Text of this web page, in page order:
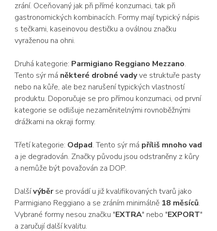
zrání. Oceňovaný jak při přímé konzumaci, tak při
gastronomických kombinacích. Formy mají typický nápis
s tečkami, kaseinovou destičku a oválnou značku
vyraženou na ohni.
Druhá kategorie: Parmigiano Reggiano Mezzano.
Tento sýr má některé drobné vadyve struktuře pasty
nebo na kůře, ale bez narušení typických vlastností
produktu. Doporučuje se pro přímou konzumaci, od první
kategorie se odlišuje nezaměnitelnými rovnoběžnými
drážkami na okraji formy.
Třetí kategorie: Odpad. Tento sýr má příliš mnoho vad
a je degradován. Značky původu jsou odstraněny z kůry
a nemůže být považován za DOP.
Dalšívýběrse provádí u již kvalifikovaných tvarů jako
Parmigiano Reggiano a se zráním minimálně 18 měsíců.
Vybrané formy nesou značku "EXTRA" nebo "EXPORT"
a zaručují další kvalitu.